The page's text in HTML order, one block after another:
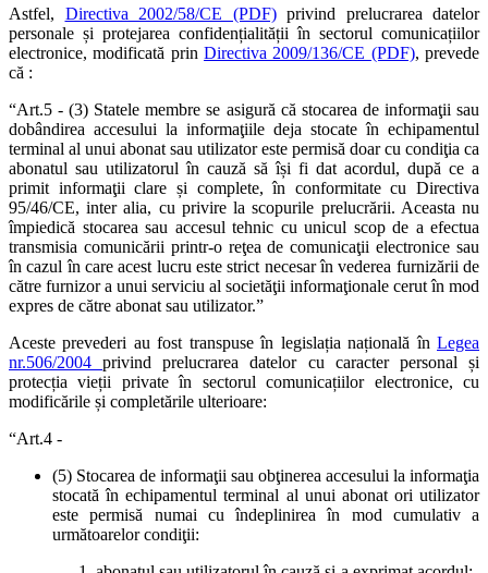
Astfel, Directiva 2002/58/CE (PDF)privind prelucrarea datelor
personale și protejarea confidențialității în sectorul comunicațiilor
electronice, modificată prin Directiva 2009/136/CE (PDF), prevede
că :
“Art.5 - (3) Statele membre se asigură că stocarea de informaţii sau
dobândirea accesului la informaţiile deja stocate în echipamentul
terminal al unui abonat sau utilizator este permisă doar cu condiţia ca
abonatul sau utilizatorul în cauză să își fi dat acordul, după ce a
primit informaţii clare și complete, în conformitate cu Directiva
95/46/CE, inter alia, cu privire la scopurile prelucrării. Aceasta nu
împiedică stocarea sau accesul tehnic cu unicul scop de a efectua
transmisia comunicării printr-o reţea de comunicaţii electronice sau
în cazul în care acest lucru este strict necesar în vederea furnizării de
către furnizor a unui serviciu al societăţii informaţionale cerut în mod
expres de către abonat sau utilizator.”
Aceste prevederi au fost transpuse în legislația națională în Legea
nr.506/2004privind prelucrarea datelor cu caracter personal și
protecția vieții private în sectorul comunicațiilor electronice, cu
modificările și completările ulterioare:
“Art.4 -
(5) Stocarea de informaţii sau obţinerea accesului la informaţia
stocată în echipamentul terminal al unui abonat ori utilizator
este permisă numai cu îndeplinirea în mod cumulativ a
următoarelor condiţii: